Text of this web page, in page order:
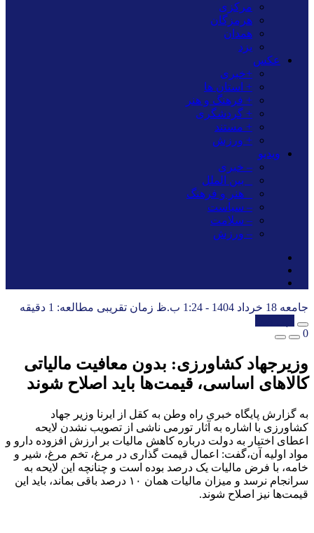
مرکزی
هرمزگان
همدان
یزد
عکس
+خبری
+ استان ها
+ فرهنگ و هنر
+ گردشگری
+ مستند
+ ورزش
ویدیو
– خبری
_ بین الملل
_ هنر و فرهنگ
– سیاست
– سلامت
– ورزش
جامعه 18 خرداد 1404 - 1:24 ب.ظ
زمان تقریبی مطالعه: 1 دقیقه
0
وزیرجهاد کشاورزی: بدون معافیت مالیاتی
کالاهای اساسی، قیمت‌ها باید اصلاح شوند
به گزارش پایگاه خبری راه وطن به کقل از ایرنا وزیر جهاد
کشاورزی با اشاره به آثار تورمی ناشی از تصویب نشدن لایحه
اعطای اختیار به دولت درباره کاهش مالیات بر ارزش افزوده دارو و
مواد اولیه آن،گفت: اعمال قیمت گذاری در مرغ، تخم مرغ، شیر و
خامه، با فرض مالیات یک درصد بوده است و چنانچه این لایحه به
سرانجام نرسد و میزان مالیات همان ۱۰ درصد باقی بماند، باید این
قیمت‌ها نیز اصلاح شوند.